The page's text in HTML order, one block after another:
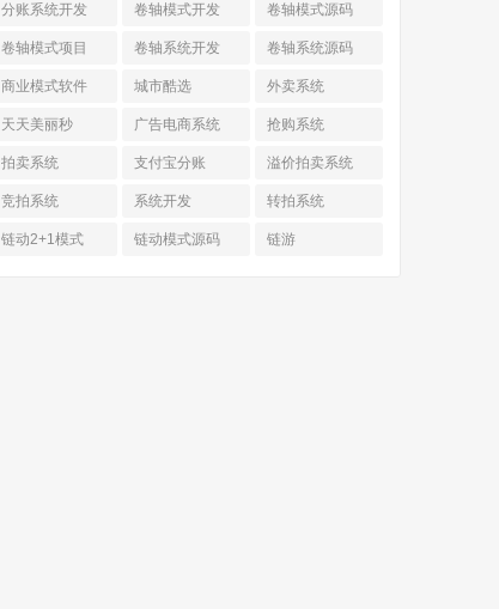
分账系统开发 卷轴模式开发 卷轴模式源码
卷轴模式项目 卷轴系统开发 卷轴系统源码
商业模式软件 城市酷选 外卖系统
天天美丽秒 广告电商系统 抢购系统
拍卖系统 支付宝分账 溢价拍卖系统
竞拍系统 系统开发 转拍系统
链动2+1模式 链动模式源码 链游